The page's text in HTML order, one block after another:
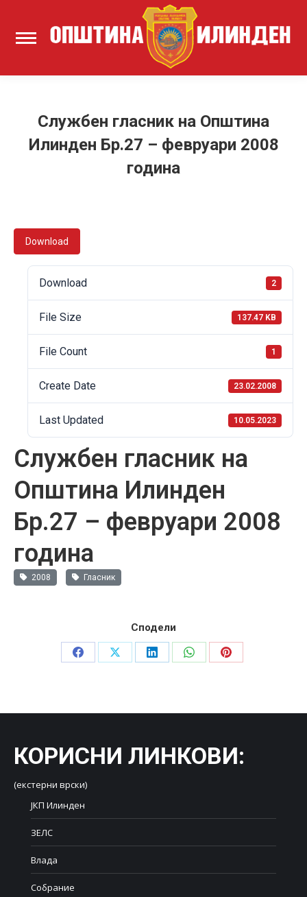
Службен гласник на Општина
Илинден Бр.27 – февруари 2008
година
Download
Download 2
File Size 137.47 KB
File Count 1
Create Date 23.02.2008
Last Updated 10.05.2023
Службен гласник на
Општина Илинден
Бр.27 – февруари 2008
година
2008 Гласник
Сподели
Share
Share
Share
Share
Share
КОРИСНИ ЛИНКОВИ:
(екстерни врски)
ЈКП Илинден
ЗЕЛС
Влада
Собрание